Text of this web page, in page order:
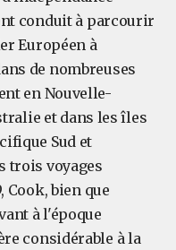
conduit à parcourir
Européen à
de nombreuses
en Nouvelle-
et dans les îles
Sud et
trois voyages
Cook, bien que
à l'époque
considérable à la